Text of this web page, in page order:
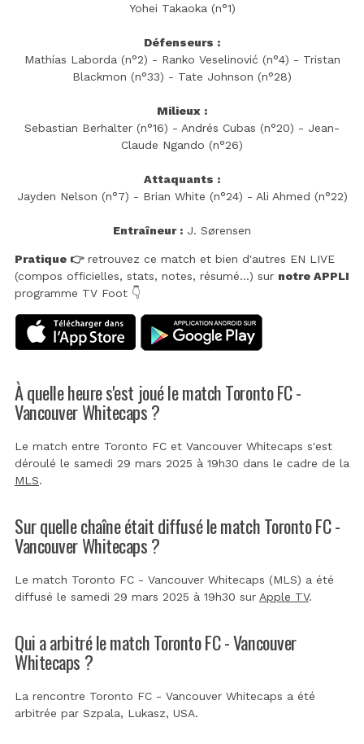
Yohei Takaoka (n°1)
Défenseurs :
Mathías Laborda (n°2) - Ranko Veselinović (n°4) - Tristan
Blackmon (n°33) - Tate Johnson (n°28)
Milieux :
Sebastian Berhalter (n°16) - Andrés Cubas (n°20) - Jean-
Claude Ngando (n°26)
Attaquants :
Jayden Nelson (n°7) - Brian White (n°24) - Ali Ahmed (n°22)
Entraîneur : J. Sørensen
Pratique 👉retrouvez ce match et bien d'autres EN LIVE
(compos officielles, stats, notes, résumé...) sur notre APPLI
programme TV Foot 👇
À quelle heure s'est joué le match Toronto FC -
Vancouver Whitecaps ?
Le match entre Toronto FC et Vancouver Whitecaps s'est
déroulé le samedi 29 mars 2025 à 19h30 dans le cadre de la
MLS.
Sur quelle chaîne était diffusé le match Toronto FC -
Vancouver Whitecaps ?
Le match Toronto FC - Vancouver Whitecaps (MLS) a été
diffusé le samedi 29 mars 2025 à 19h30 sur Apple TV.
Qui a arbitré le match Toronto FC - Vancouver
Whitecaps ?
La rencontre Toronto FC - Vancouver Whitecaps a été
arbitrée par Szpala, Lukasz, USA.